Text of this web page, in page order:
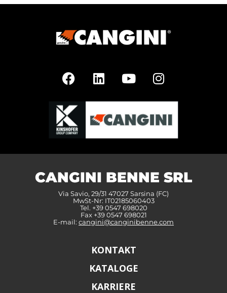
CANGINI BENNE SRL
Via Savio, 29/31 47027 Sarsina (FC)
MwSt-Nr: IT02185060403
Tel. +39 0547 698020
Fax +39 0547 698021
E-mail: cangini@canginibenne.com
KONTAKT
KATALOGE
KARRIERE